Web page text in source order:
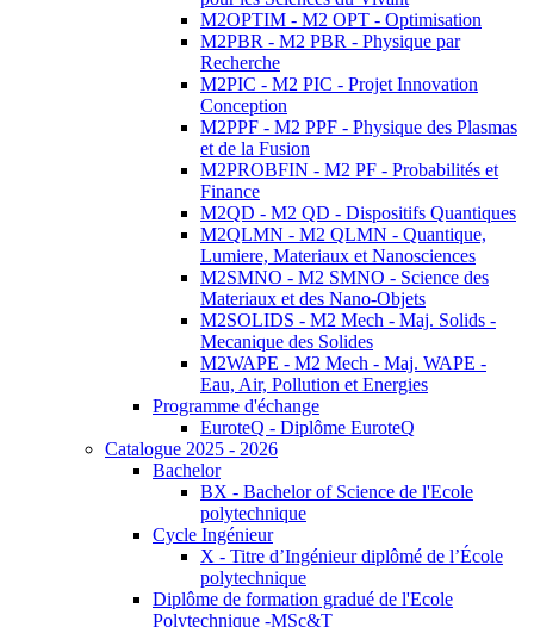
M2OPTIM - M2 OPT - Optimisation
M2PBR - M2 PBR - Physique par
Recherche
M2PIC - M2 PIC - Projet Innovation
Conception
M2PPF - M2 PPF - Physique des Plasmas
et de la Fusion
M2PROBFIN - M2 PF - Probabilités et
Finance
M2QD - M2 QD - Dispositifs Quantiques
M2QLMN - M2 QLMN - Quantique,
Lumiere, Materiaux et Nanosciences
M2SMNO - M2 SMNO - Science des
Materiaux et des Nano-Objets
M2SOLIDS - M2 Mech - Maj. Solids -
Mecanique des Solides
M2WAPE - M2 Mech - Maj. WAPE -
Eau, Air, Pollution et Energies
Programme d'échange
EuroteQ - Diplôme EuroteQ
Catalogue 2025 - 2026
Bachelor
BX - Bachelor of Science de l'Ecole
polytechnique
Cycle Ingénieur
X - Titre d’Ingénieur diplômé de l’École
polytechnique
Diplôme de formation gradué de l'Ecole
Polytechnique -MSc&T